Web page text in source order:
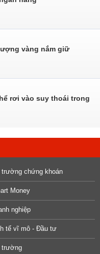
vàng nắm giữ
rơi vào suy thoái trong
trường chứng khoán
Money
nghiệp
tế vĩ mô - Đầu tư
trường